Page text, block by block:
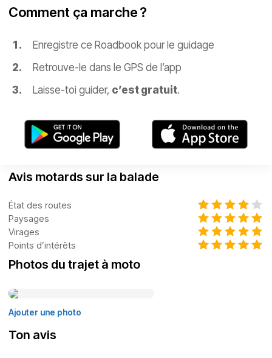
Comment ça marche ?
Enregistre ce Roadbook pour le guidage
Retrouve-le dans le GPS de l’app
Laisse-toi guider, c’est gratuit.
Avis motards sur la balade
État des routes
Paysages
Virages
Points d’intérêts
Photos du trajet à moto
Ajouter une photo
Ton avis